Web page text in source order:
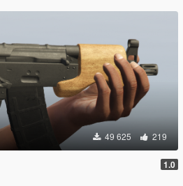
49 625 219
1.0